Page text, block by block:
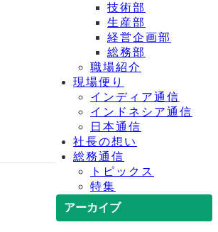
技術部
生産部
経営企画部
総務部
職場紹介
現場便り
インディア通信
インドネシア通信
日本通信
社長の想い
総務通信
トピックス
特集
アーカイブ